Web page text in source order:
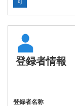
可
登録者情報
登録者名称